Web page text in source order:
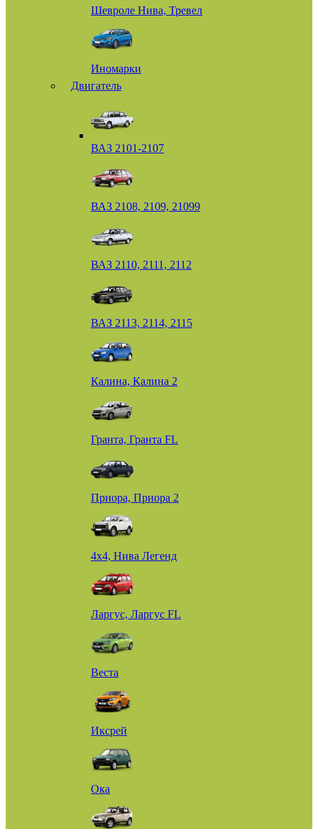
Шевроле Нива, Тревел
Иномарки
Двигатель
ВАЗ 2101-2107
ВАЗ 2108, 2109, 21099
ВАЗ 2110, 2111, 2112
ВАЗ 2113, 2114, 2115
Калина, Калина 2
Гранта, Гранта FL
Приора, Приора 2
4х4, Нива Легенд
Ларгус, Ларгус FL
Веста
Иксрей
Ока